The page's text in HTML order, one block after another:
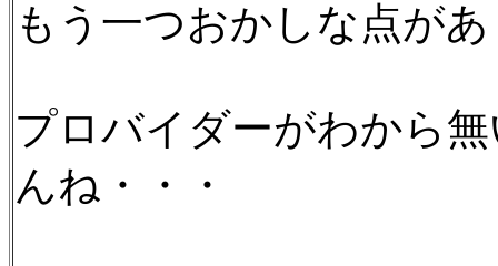
もう一つおかしな点が
プロバイダーがわから
んね・・・